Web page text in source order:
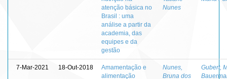
atenção básica no
Brasil : uma
análise a partir da
academia, das
equipes e da
gestão
Nunes
7-Mar-2021 18-Out-2018
Amamentação e
alimentação
Nunes,
Bruna dos
Gubert,